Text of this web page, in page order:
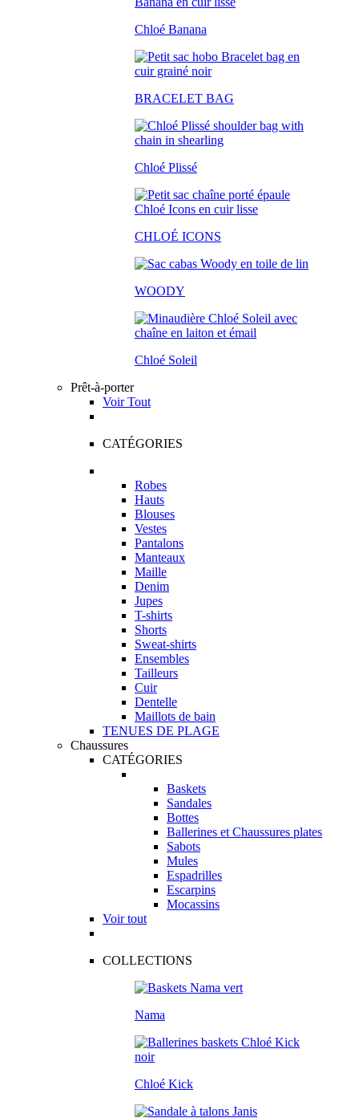
Chloé Banana
BRACELET BAG
Chloé Plissé
CHLOÉ ICONS
WOODY
Chloé Soleil
Prêt-à-porter
Voir Tout
CATÉGORIES
Robes
Hauts
Blouses
Vestes
Pantalons
Manteaux
Maille
Denim
Jupes
T-shirts
Shorts
Sweat-shirts
Ensembles
Tailleurs
Cuir
Dentelle
Maillots de bain
TENUES DE PLAGE
Chaussures
CATÉGORIES
Baskets
Sandales
Bottes
Ballerines et Chaussures plates
Sabots
Mules
Espadrilles
Escarpins
Mocassins
Voir tout
COLLECTIONS
Nama
Chloé Kick